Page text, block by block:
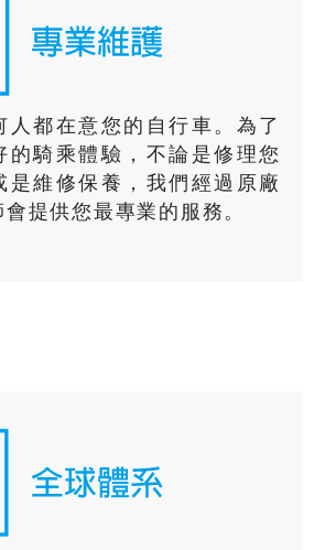
人都在意您的自行車。為了
的騎乘體驗，不論是修理您
是維修保養，我們經過原廠
提供您最專業的服務。